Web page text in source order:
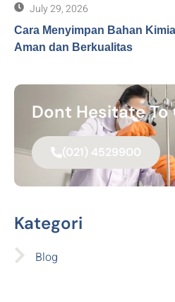
July 29, 2026
Cara Menyimpan Bahan
Aman dan Berkualitas
Dont Hesitate
(021) 4529900
Kategori
Blog